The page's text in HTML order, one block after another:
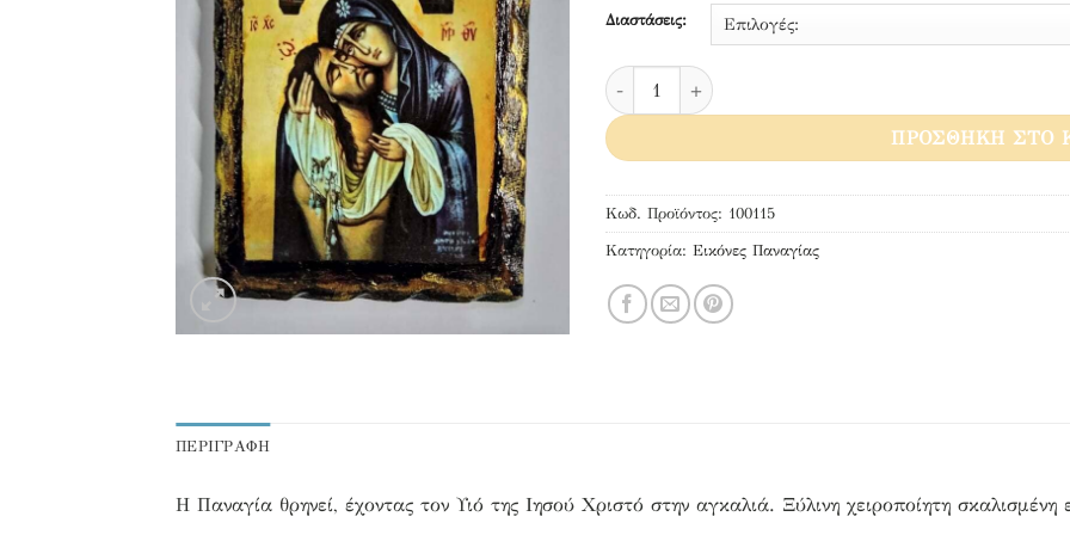
Διαστάσεις:
Η Παναγία θρηνεί ποσότητα
ΠΡΟΣΘΉΚΗ ΣΤΟ
Κωδ. Προϊόντος: 100115
Κατηγορία: Εικόνες Παναγίας
ΠΕΡΙΓΡΑΦΉ
Η Παναγία θρηνεί, έχοντας τον Υιό της Ιησού Χριστό στην αγκαλιά. Ξύλινη χειροποίητη σκαλισμένη